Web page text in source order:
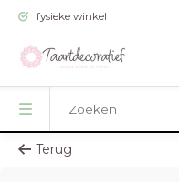
fysieke winkel
Terug